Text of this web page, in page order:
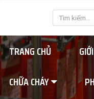
TRANG CHỦ
CHỮA CHÁY